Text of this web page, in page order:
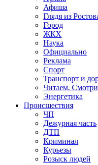
Афиша
Глядя из
Город
ЖКХ
Наука
Официально
Реклама
Спорт
Транспорт и
Читаем.
Энергетика
Происшествия
ЧП
Дежурная часть
ДТП
Криминал
Курьезы
Розыск людей